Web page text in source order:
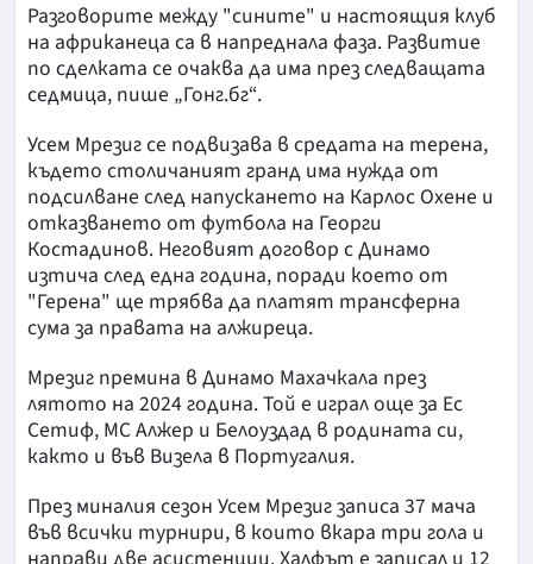
Разговорите между "сините" и настоящия клуб
на африканеца са в напреднала фаза. Развитие
по сделката се очаква да има през следващата
седмица, пише „Гонг.бг“.
Усем Мрезиг се подвизава в средата на терена,
където столичаният гранд има нужда от
подсилване след напускането на Карлос Охене и
отказването от футбола на Георги
Костадинов. Неговият договор с Динамо
изтича след една година, поради което от
"Герена" ще трябва да платят трансферна
сума за правата на алжиреца.
Мрезиг премина в Динамо Махачкала през
лятото на 2024 година. Той е играл още за Ес
Сетиф, МС Алжер и Белоуздад в родината си,
както и във Визела в Португалия.
През миналия сезон Усем Мрезиг записа 37 мача
във всички турнири, в които вкара три гола и